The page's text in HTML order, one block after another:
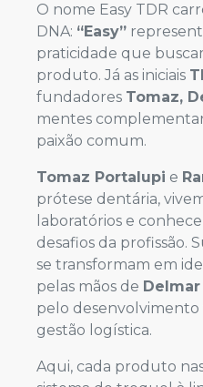
O nome Easy TDR
DNA: “Easy”
praticidade que
produto. Já as iniciais
fundadores Tomaz,
mentes
paixão comum.
Tomaz Portalupi e
prótese dentária,
laboratórios e
desafios da profissão.
se transformam em
pelas mãos de
pelo desenvolvimento
gestão logística.
Aqui, cada produto